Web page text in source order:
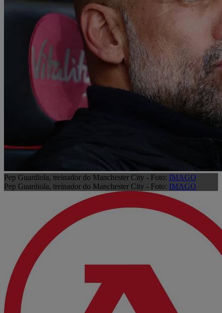
Pep Guardiola, treinador do Manchester City - Foto: IMAGO
Pep Guardiola, treinador do Manchester City - Foto: IMAGO